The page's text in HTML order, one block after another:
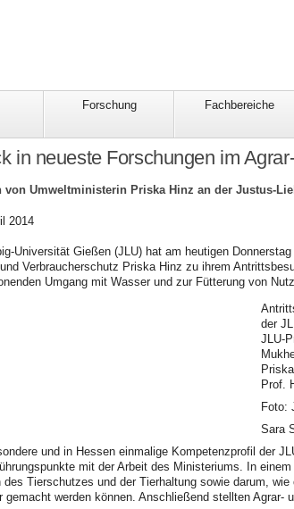
Forschung Fachbereiche
in neueste Forschungen im
von Umweltministerin Priska Hinz an der Justus-
2014
Universität Gießen (JLU) hat am heutigen
Verbraucherschutz Priska Hinz zu ihrem
Umgang mit Wasser und zur Fütterung von
der
JLU-
Prof.
Foto:
Sara
und in Hessen einmalige Kompetenzprofil der
mit der Arbeit des Ministeriums. In
des Tierschutzes und der Tierhaltung sowie darum,
gemacht werden können. Anschließend stellten